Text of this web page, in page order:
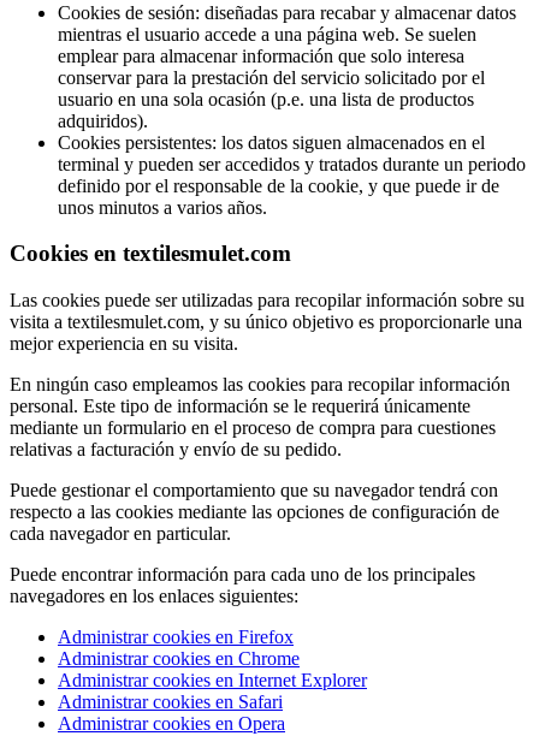
Cookies de sesión: diseñadas para recabar y almacenar datos
mientras el usuario accede a una página web. Se suelen
emplear para almacenar información que solo interesa
conservar para la prestación del servicio solicitado por el
usuario en una sola ocasión (p.e. una lista de productos
adquiridos).
Cookies persistentes: los datos siguen almacenados en el
terminal y pueden ser accedidos y tratados durante un periodo
definido por el responsable de la cookie, y que puede ir de
unos minutos a varios años.
Cookies en textilesmulet.com
Las cookies puede ser utilizadas para recopilar información sobre su
visita a textilesmulet.com, y su único objetivo es proporcionarle una
mejor experiencia en su visita.
En ningún caso empleamos las cookies para recopilar información
personal. Este tipo de información se le requerirá únicamente
mediante un formulario en el proceso de compra para cuestiones
relativas a facturación y envío de su pedido.
Puede gestionar el comportamiento que su navegador tendrá con
respecto a las cookies mediante las opciones de configuración de
cada navegador en particular.
Puede encontrar información para cada uno de los principales
navegadores en los enlaces siguientes:
Administrar cookies en Firefox
Administrar cookies en Chrome
Administrar cookies en Internet Explorer
Administrar cookies en Safari
Administrar cookies en Opera